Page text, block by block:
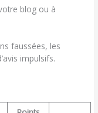
blog ou à
faussées, les
impulsifs.